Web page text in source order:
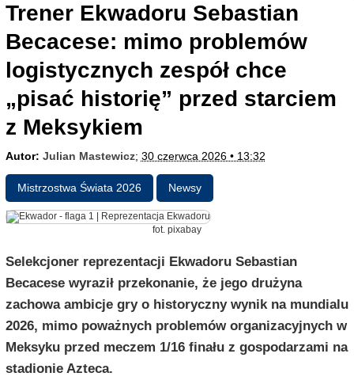
Trener Ekwadoru Sebastian
Becacese: mimo problemów
logistycznych zespół chce
„pisać historię” przed starciem
z Meksykiem
Autor: Julian Mastewicz; 30 czerwca 2026 • 13:32
Mistrzostwa Świata 2026 Newsy
fot. pixabay
Selekcjoner reprezentacji Ekwadoru Sebastian
Becacese wyraził przekonanie, że jego drużyna
zachowa ambicje gry o historyczny wynik na mundialu
2026, mimo poważnych problemów organizacyjnych w
Meksyku przed meczem 1/16 finału z gospodarzami na
stadionie Azteca.